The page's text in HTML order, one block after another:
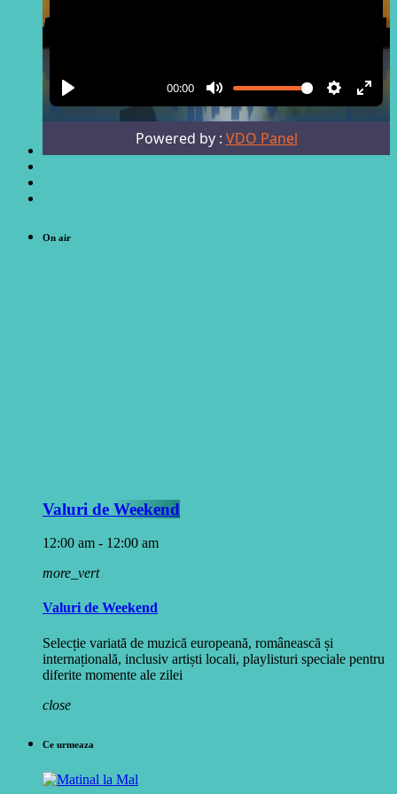
On air
Valuri de Weekend
12:00 am - 12:00 am
more_vert
Valuri de Weekend
Selecție variată de muzică europeană, românească și
internațională, inclusiv artiști locali, playlisturi speciale pentru
diferite momente ale zilei
close
Ce urmeaza